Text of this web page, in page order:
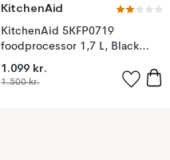
KitchenAid
KitchenAid 5KFP0719
foodprocessor 1,7 L, Black
matte
1.099 kr.
1.500 kr.